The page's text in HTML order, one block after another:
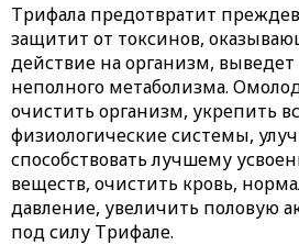
Трифала предотвратит
защитит от токсинов,
действие на организм,
неполного метаболизма.
очистить организм, укрепить
физиологические системы,
способствовать лучшему
веществ, очистить кровь,
давление, увеличить половую
под силу Трифале.